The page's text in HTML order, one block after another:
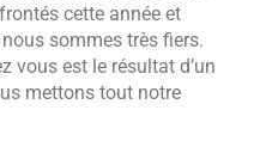
cette année et
sommes très fiers.
vous est le résultat d’un
mettons tout notre